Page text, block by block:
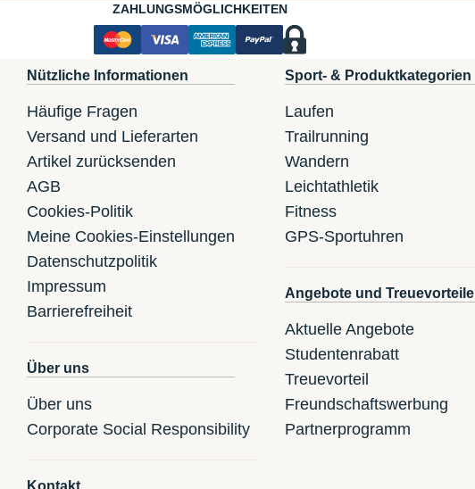
ZAHLUNGSMÖGLICHKEITEN
Nützliche Informationen
Häufige Fragen
Versand und Lieferarten
Artikel zurücksenden
AGB
Cookies-Politik
Meine Cookies-Einstellungen
Datenschutzpolitik
Impressum
Barrierefreiheit
Über uns
Über uns
Corporate Social Responsibility
Kontakt
Sport- & Produktkategorien
Laufen
Trailrunning
Wandern
Leichtathletik
Fitness
GPS-Sportuhren
Angebote und Treuevorteile
Aktuelle Angebote
Studentenrabatt
Treuevorteil
Freundschaftswerbung
Partnerprogramm